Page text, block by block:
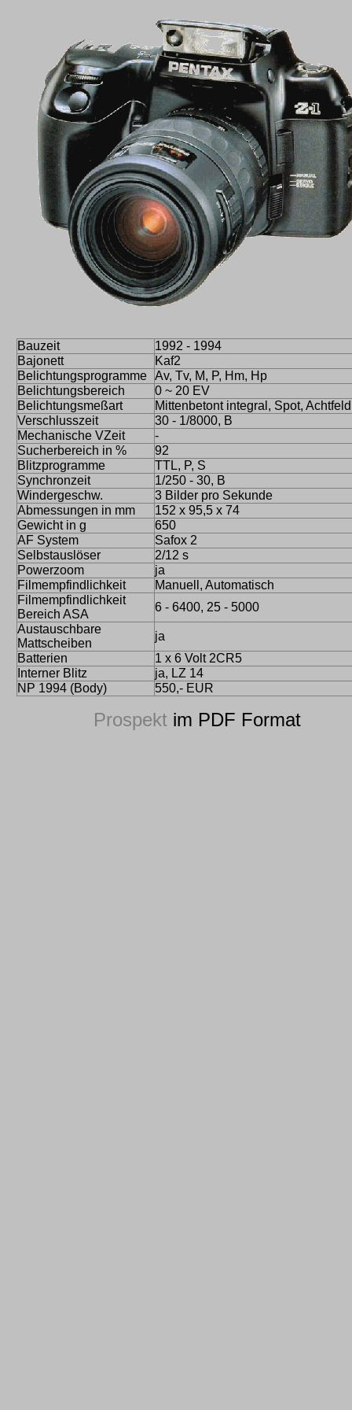
Bauzeit
1992 - 1994
Bajonett
Kaf2
Belichtungsprogramme
Av, Tv, M, P, Hm, Hp
Belichtungsbereich
0 ~ 20 EV
Belichtungsmeßart
Mittenbetont integral, Spot, Achtfeld
Verschlusszeit
30 - 1/8000, B
Mechanische VZeit
-
Sucherbereich in %
92
Blitzprogramme
TTL, P, S
Synchronzeit
1/250 - 30, B
Windergeschw.
3 Bilder pro Sekunde
Abmessungen in mm
152 x 95,5 x 74
Gewicht in g
650
AF System
Safox 2
Selbstauslöser
2/12 s
Powerzoom
ja
Filmempfindlichkeit
Manuell, Automatisch
Filmempfindlichkeit
Bereich ASA
6 - 6400, 25 - 5000
Austauschbare
Mattscheiben
ja
Batterien
1 x 6 Volt 2CR5
Interner Blitz
ja, LZ 14
NP 1994 (Body)
550,- EUR
Prospekt im PDF Format